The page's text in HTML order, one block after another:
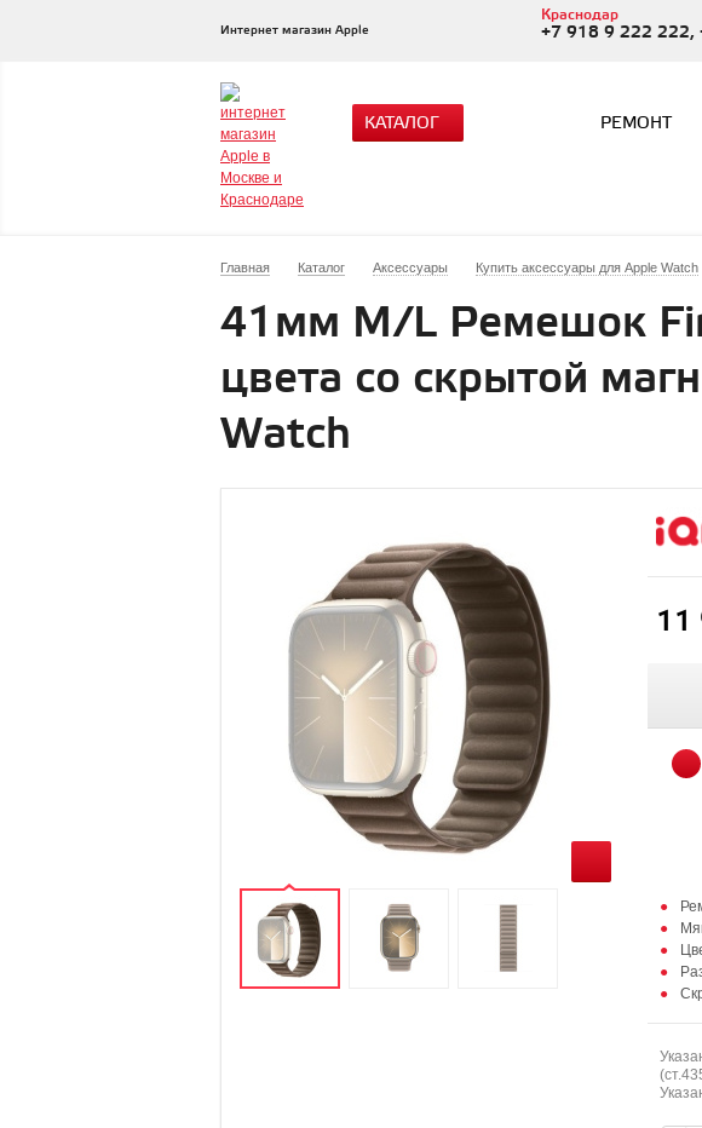
Интернет магазин Apple
Краснодар
+7 918 9 222 222,
КАТАЛОГ РЕМОНТ
Главная Каталог Аксессуары Купить аксессуары для Apple Watch
41мм M/L Ремешок
цвета со скрытой
Watch
11